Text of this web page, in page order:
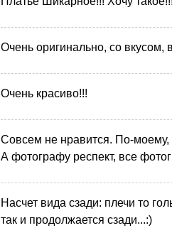
Очень оригинально, со вкусом,
Очень красиво!!!
Совсем не нравится. По-моему,
А фотографу респект, все
Насчет вида сзади: плечи то
так и продолжается сзади...:)